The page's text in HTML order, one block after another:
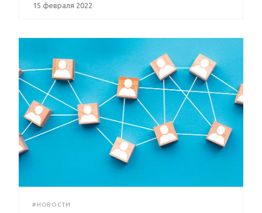
15 февраля 2022
#НОВОСТИ